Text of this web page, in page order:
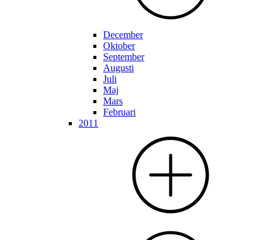
December
Oktober
September
Augusti
Juli
Maj
Mars
Februari
2011